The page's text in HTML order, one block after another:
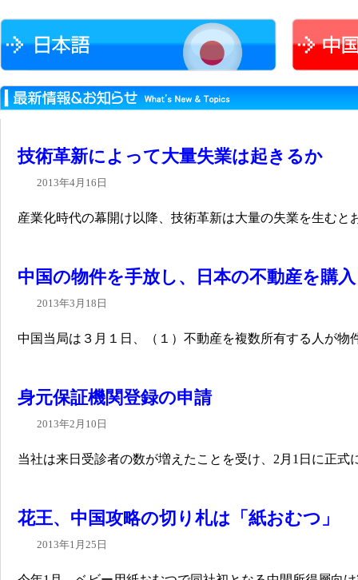
技術革新によって大量失業は起きるか
2013年4月16日
産業化時代の幕開け以降、技術革新は大量の失業を生むと
中国の物件を手放し、日本の不動産を購入
2013年3月18日
中国当局は３月１日、（１）不動産を複数所有する人が物
身元保証機関登録の申請
2013年2月10日
当社は来日受診者の数が増えたことを受け、2月1日に正式
花王、中国攻略の切り札は「紙おむつ」
2013年1月25日